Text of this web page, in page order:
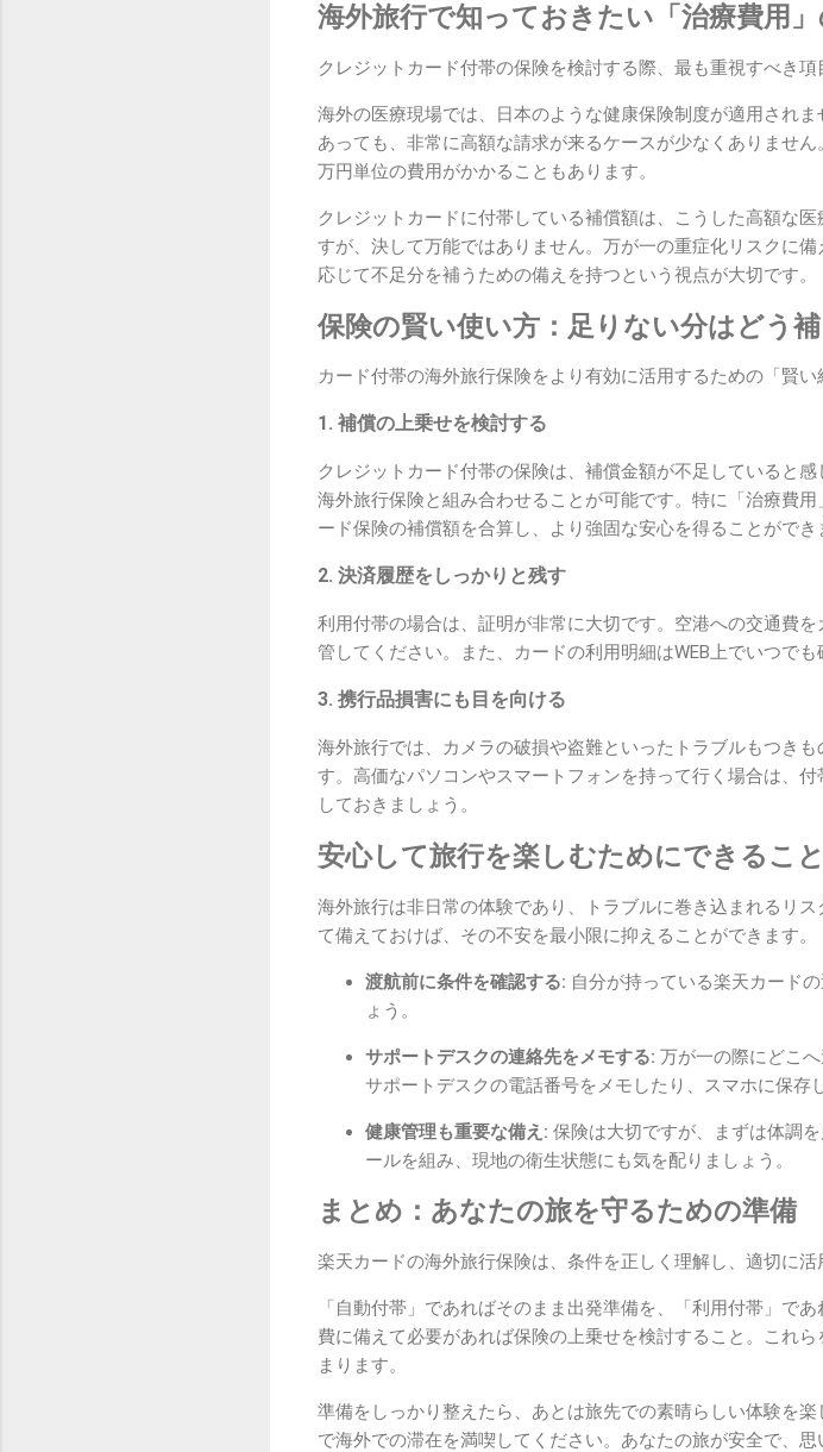
海外旅行で知っておきたい「治療費用
クレジットカード付帯の保険を検討する際、最も重視すべき項
海外の医療現場では、日本のような健康保険制度が適用され
あっても、非常に高額な請求が来るケースが少なくありませ
万円単位の費用がかかることもあります。
クレジットカードに付帯している補償額は、こうした高額な
すが、決して万能ではありません。万が一の重症化リスクに
応じて不足分を補うための備えを持つという視点が大切です。
保険の賢い使い方：足りない分はどう補
カード付帯の海外旅行保険をより有効に活用するための「賢い
1. 補償の上乗せを検討する
クレジットカード付帯の保険は、補償金額が不足していると
海外旅行保険と組み合わせることが可能です。特に「治療費
ード保険の補償額を合算し、より強固な安心を得ることができ
2. 決済履歴をしっかりと残す
利用付帯の場合は、証明が非常に大切です。空港への交通費
管してください。また、カードの利用明細はWEB上でいつで
3. 携行品損害にも目を向ける
海外旅行では、カメラの破損や盗難といったトラブルもつき
す。高価なパソコンやスマートフォンを持って行く場合は、
しておきましょう。
安心して旅行を楽しむためにできること
海外旅行は非日常の体験であり、トラブルに巻き込まれるリ
て備えておけば、その不安を最小限に抑えることができます。
渡航前に条件を確認する: 自分が持っている楽天カード
ょう。
サポートデスクの連絡先をメモする: 万が一の際にどこ
サポートデスクの電話番号をメモしたり、スマホに保存
健康管理も重要な備え: 保険は大切ですが、まずは体調
ールを組み、現地の衛生状態にも気を配りましょう。
まとめ：あなたの旅を守るための準備
楽天カードの海外旅行保険は、条件を正しく理解し、適切に
「自動付帯」であればそのまま出発準備を、「利用付帯」で
費に備えて必要があれば保険の上乗せを検討すること。これ
まります。
準備をしっかり整えたら、あとは旅先での素晴らしい体験を
で海外での滞在を満喫してください。あなたの旅が安全で、